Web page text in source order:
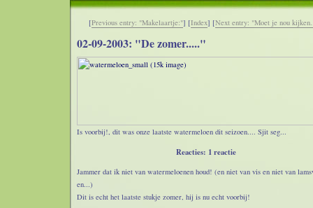
[Previous entry: "Makelaartje:"] [Index] [Next entry: "Moet je nou
02-09-2003: "De zomer....."
Is voorbij!, dit was onze laatste watermeloen dit seizoen.... Sjit seg...
Reacties: 1 reactie
Jammer dat ik niet van watermeloenen houd! (en niet van vis en niet van
en...)
Dit is echt het laatste stukje zomer, hij is nu echt voorbij!